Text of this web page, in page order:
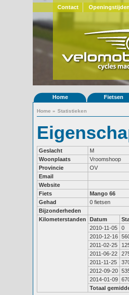
Contact Openingstijden
Home Fietsen
Home » Statistieken
Geslacht
M
Woonplaats
Vroomshoop
Provincie
OV
Email
Website
Fiets
Mango 66
Gehad
0 fietsen
Bijzonderheden
Kilometerstanden
Datum
2010-11-05
0
2010-12-16
2011-02-25
2011-06-22
2011-11-25
2012-09-20
2014-01-09
Totaal